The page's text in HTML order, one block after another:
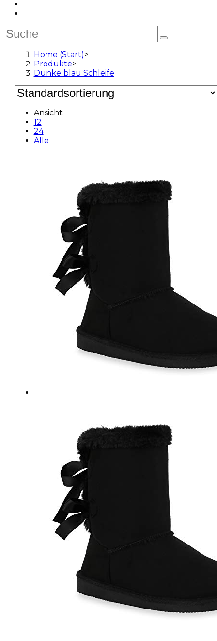
Home (Start)>
Produkte>
Dunkelblau Schleife
Ansicht:
12
24
Alle